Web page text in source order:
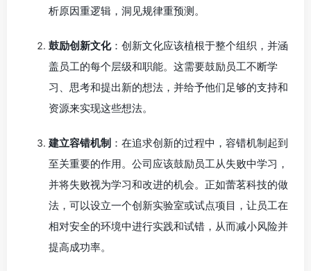
析原因重逻辑，洞见规律重预测。
鼓励创新文化：创新文化应该植根于整个组织，并涵
盖员工的每个层级和职能。这需要鼓励员工不断学
习、思考和提出新的想法，并给予他们足够的支持和
资源来实现这些想法。
建立容错机制 ：在追求创新的过程中，容错机制起到
至关重要的作用。公司应该鼓励员工从失败中学习，
并将失败视为学习和改进的机会。正如蕾茗科技的做
法，可以设立一个创新实验室或试点项目，让员工在
相对安全的环境中进行实践和试错，从而减小风险并
提高成功率。